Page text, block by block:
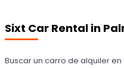
Sixt Car Rental in
Buscar un carro de alquiler